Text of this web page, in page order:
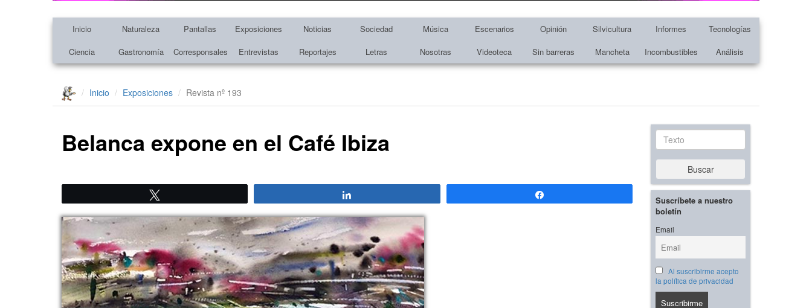
Inicio Naturaleza Pantallas Exposiciones Noticias Sociedad Música Escenarios Opinión Silvicultura Informes
Tecnologías
Ciencia
Gastronomía Corresponsales Entrevistas Reportajes Letras Nosotras Videoteca Sin barreras Mancheta Incombustibles Análisis
Inicio Exposiciones Revista nº 193
Belanca expone en el Café Ibiza Texto
Buscar
Suscríbete a nuestro
boletín
Email
Al suscribirme acepto
la política de privacidad